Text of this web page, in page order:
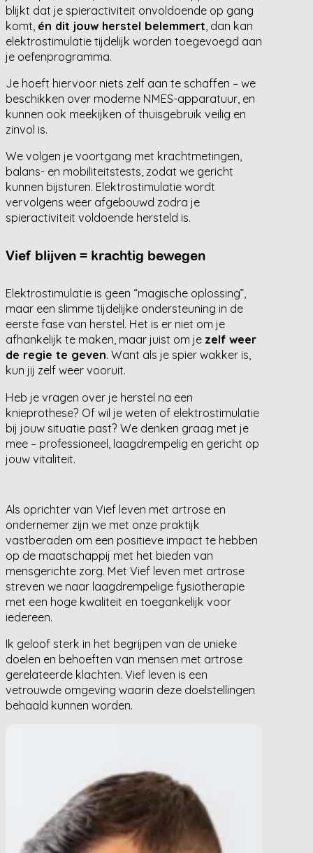
blijkt dat je spieractiviteit onvoldoende op gang
komt, én dit jouw herstel belemmert , dan kan
elektrostimulatie tijdelijk worden toegevoegd aan
je oefenprogramma.
Je hoeft hiervoor niets zelf aan te schaffen – we
beschikken over moderne NMES-apparatuur, en
kunnen ook meekijken of thuisgebruik veilig en
zinvol is.
We volgen je voortgang met krachtmetingen,
balans- en mobiliteitstests, zodat we gericht
kunnen bijsturen. Elektrostimulatie wordt
vervolgens weer afgebouwd zodra je
spieractiviteit voldoende hersteld is.
Vief blijven = krachtig bewegen
Elektrostimulatie is geen “magische oplossing”,
maar een slimme tijdelijke ondersteuning in de
eerste fase van herstel. Het is er niet om je
afhankelijk te maken, maar juist om je zelf weer
de regie te geven. Want als je spier wakker is,
kun jij zelf weer vooruit.
Heb je vragen over je herstel na een
knieprothese? Of wil je weten of elektrostimulatie
bij jouw situatie past? We denken graag met je
mee – professioneel, laagdrempelig en gericht op
jouw vitaliteit.
Als oprichter van Vief leven met artrose en
ondernemer zijn we met onze praktijk
vastberaden om een positieve impact te hebben
op de maatschappij met het bieden van
mensgerichte zorg. Met Vief leven met artrose
streven we naar laagdrempelige fysiotherapie
met een hoge kwaliteit en toegankelijk voor
iedereen.
Ik geloof sterk in het begrijpen van de unieke
doelen en behoeften van mensen met artrose
gerelateerde klachten. Vief leven is een
vetrouwde omgeving waarin deze doelstellingen
behaald kunnen worden.